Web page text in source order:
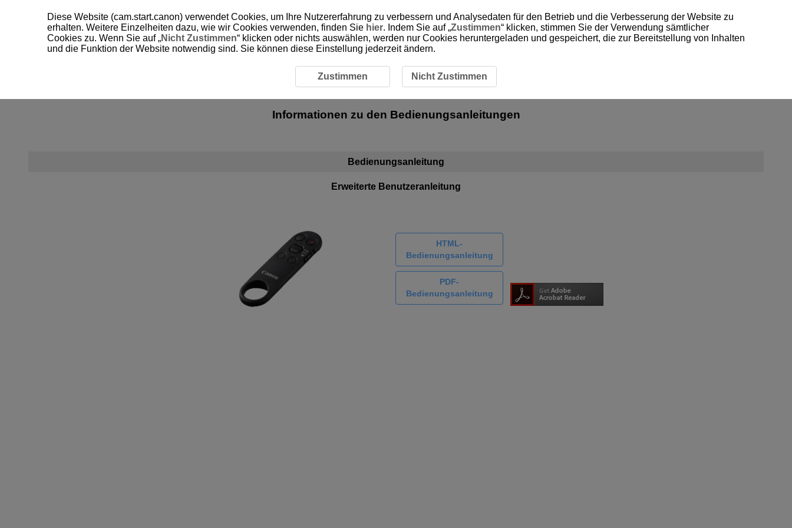
-- Region/Land auswählen --
Für Kunden, die dieBR-E2verwenden
Informationen zu den Bedienungsanleitungen
Bedienungsanleitung
Erweiterte Benutzeranleitung
HTML-
Bedienungsanleitung
PDF-
Bedienungsanleitung
Diese Website (cam.start.canon) verwendet Cookies, um Ihre Nutzererfahrung zu verbessern und Analysedaten für den Betrieb und die Verbesserung der Website zu
erhalten. Weitere Einzelheiten dazu, wie wir Cookies verwenden, finden Sie hier. Indem Sie auf „Zustimmen“ klicken, stimmen Sie der Verwendung sämtlicher
Cookies zu. Wenn Sie auf „Nicht Zustimmen“ klicken oder nichts auswählen, werden nur Cookies heruntergeladen und gespeichert, die zur Bereitstellung von Inhalten
und die Funktion der Website notwendig sind. Sie können diese Einstellung jederzeit ändern.
Zustimmen Nicht Zustimmen